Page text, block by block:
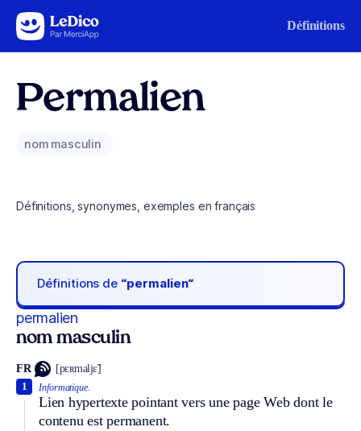
Aller au contenu Définitions
Permalien
nom masculin
Définitions, synonymes, exemples en français
Définitions de “permalien“
permalien
nom masculin
FR [pɛʀmaljɛ̃]
Informatique.
Lien hypertexte pointant vers une page Web dont le
contenu est permanent.
1